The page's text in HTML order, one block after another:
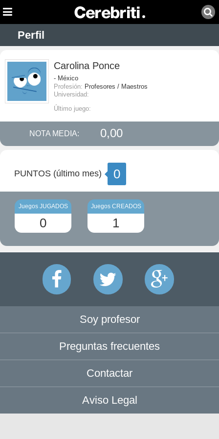
Perfil
Carolina Ponce
- México
Profesión: Profesores / Maestros
Universidad:
Último juego:
NOTA MEDIA: 0,00
PUNTOS (último mes) 0
Juegos JUGADOS
0
Juegos CREADOS
1
Soy profesor
Preguntas frecuentes
Contactar
Aviso Legal